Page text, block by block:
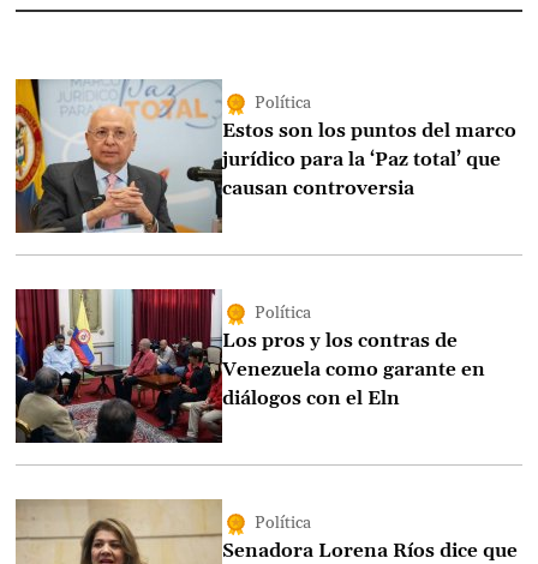
Política
Estos son los puntos del marco
jurídico para la ‘Paz total’ que
causan controversia
Política
Los pros y los contras de
Venezuela como garante en
diálogos con el Eln
Política
Senadora Lorena Ríos dice que